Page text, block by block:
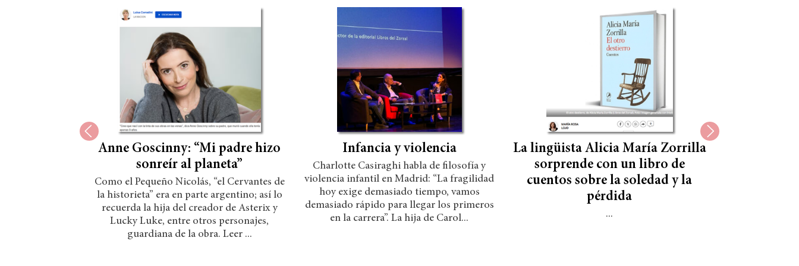
Anne Goscinny: “Mi padre hizo
sonreír al planeta”
Como el Pequeño Nicolás, “el Cervantes de
la historieta” era en parte argentino; así lo
recuerda la hija del creador de Asterix y
Lucky Luke, entre otros personajes,
guardiana de la obra. Leer ...
Infancia y violencia
Charlotte Casiraghi habla de filosofía y
violencia infantil en Madrid: “La fragilidad
hoy exige demasiado tiempo, vamos
demasiado rápido para llegar los primeros
en la carrera”. La hija de Carol...
La lingüista Alicia María Zorrilla
sorprende con un libro de
cuentos sobre la soledad y la
pérdida
...